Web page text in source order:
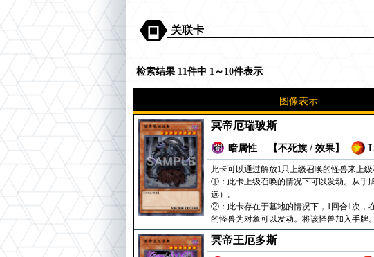
关联卡
检索结果 11件中 1～10件表示
图像表示
冥帝厄瑞玻斯
暗属性 【不死族 / 效果】
此卡可以通过解放1只上级召唤的怪兽来上级
①：此卡上级召唤的情况下可以发动。从手
选）。
②：此卡存在于墓地的情况下，1回合1次，
的怪兽为对象可以发动。将该怪兽加入手牌。
冥帝王厄多斯